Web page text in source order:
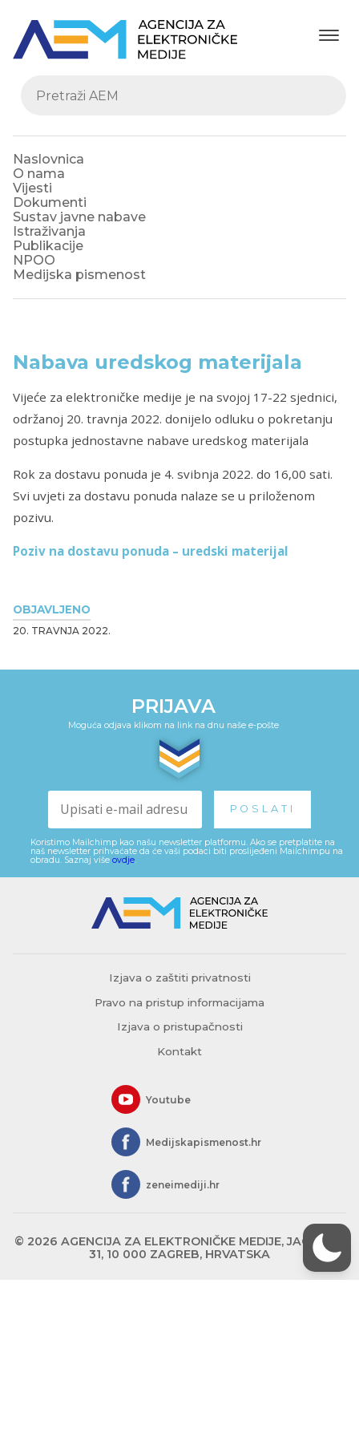
Naslovnica
O nama
Vijesti
Dokumenti
Sustav javne nabave
Istraživanja
Publikacije
NPOO
Medijska pismenost
OBJAVLJENO
20. TRAVNJA 2022.
Nabava uredskog materijala
Vijeće za elektroničke medije je na svojoj 17-22 sjednici,
održanoj 20. travnja 2022. donijelo odluku o pokretanju
postupka jednostavne nabave uredskog materijala
Rok za dostavu ponuda je 4. svibnja 2022. do 16,00 sati.
Svi uvjeti za dostavu ponuda nalaze se u priloženom
pozivu.
Poziv na dostavu ponuda – uredski materijal
PRIJAVA
Moguća odjava klikom na link na dnu naše e-pošte
Koristimo Mailchimp kao našu newsletter platformu. Ako se pretplatite na
naš newsletter prihvaćate da će vaši podaci biti proslijeđeni Mailchimpu na
obradu. Saznaj više ovdje.
Izjava o zaštiti privatnosti
Pravo na pristup informacijama
Izjava o pristupačnosti
Kontakt
Youtube
Medijskapismenost.hr
zeneimediji.hr
© 2026 AGENCIJA ZA ELEKTRONIČKE MEDIJE, JAGIĆEVA
31, 10 000 ZAGREB, HRVATSKA